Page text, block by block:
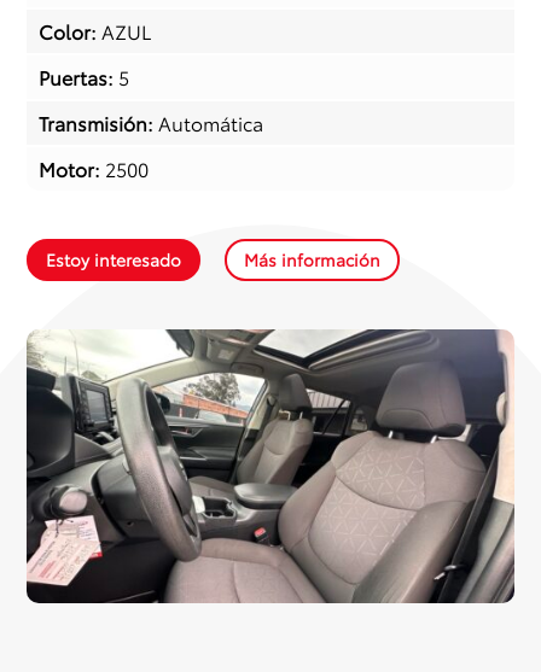
Color:AZUL
Puertas: 5
Transmisión:Automática
Motor: 2500
Estoy interesado Más información